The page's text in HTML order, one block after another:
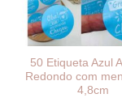
50 Etiqueta Azul
Redondo com
4,8cm